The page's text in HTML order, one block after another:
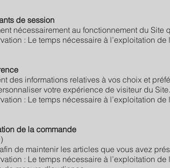
de session
nécessairement au fonctionnement du
: Le temps nécessaire à l’exploitation de
des informations relatives à vos choix et
votre expérience de visiteur du Site.
: Le temps nécessaire à l’exploitation de
de la commande
de maintenir les articles que vous avez
: Le temps nécessaire à l’exploitation de